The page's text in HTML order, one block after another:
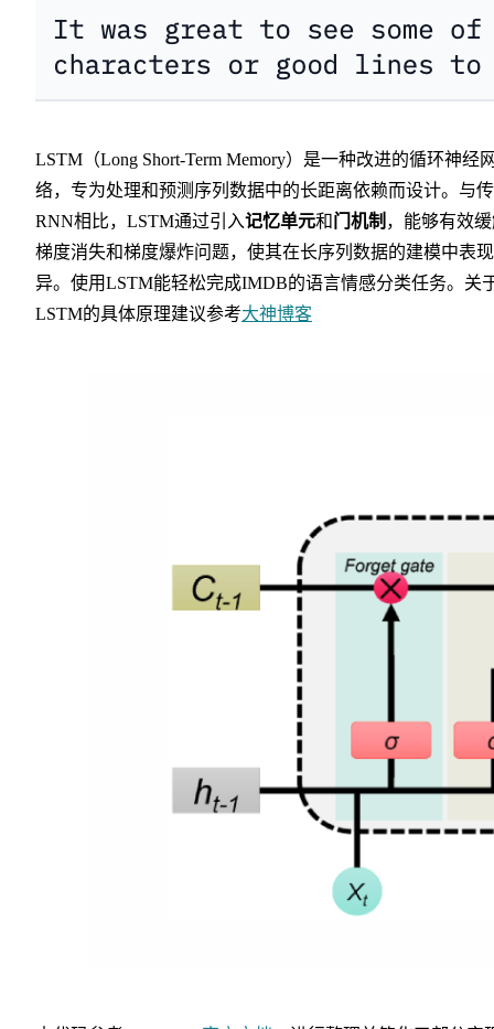
LSTM（Long Short-Term Memory）是一种改进的循环神经
络，专为处理和预测序列数据中的长距离依赖而设计。与
RNN相比，LSTM通过引入记忆单元和门机制 ，能够有效
梯度消失和梯度爆炸问题，使其在长序列数据的建模中表
异。使用LSTM能轻松完成IMDB的语言情感分类任务。关
LSTM的具体原理建议参考大神博客